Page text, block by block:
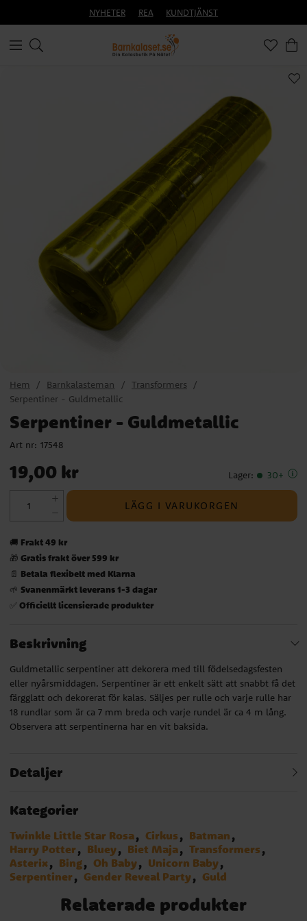
NYHETER REA KUNDTJÄNST
Hem Barnkalasteman
Transformers
Serpentiner - Guldmetallic
Serpentiner - Guldmetallic
Art nr: 17548
Pris: 19,00 kr
19,00 kr Lager: 30+
LÄGG I VARUKORGEN
🚚 Frakt 49 kr
🎁 Gratis frakt över 599 kr
📄 Betala flexibelt med Klarna
🌱 Svanenmärkt leverans 1-3 dagar
✅ Officiellt licensierade produkter
Beskrivning
Guldmetallic serpentiner att dekorera med till födelsedagsfesten
eller nyårsmiddagen. Serpentiner är ett enkelt sätt att snabbt få det
färgglatt och dekorerat för kalas. Säljes per rulle och varje rulle har
18 rundlar som är ca 7 mm breda och varje rundel är ca 4 m lång.
Observera att serpentinerna har en vit baksida.
Detaljer
Kategorier
Twinkle Little Star Rosa Cirkus
Batman
Harry Potter
Bluey Biet Maja
Transformers
Asterix
Bing Oh Baby
Unicorn Baby
Serpentiner
Gender Reveal Party Guld
Relaterade produkter